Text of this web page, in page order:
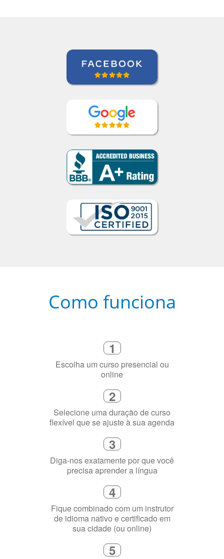
Como funciona
1
Escolha um curso presencial ou
online
2
Selecione uma duração de curso
flexível que se ajuste à sua agenda
3
Diga-nos exatamente por que você
precisa aprender a língua
4
Fique combinado com um instrutor
de idioma nativo e certificado em
sua cidade (ou online)
5